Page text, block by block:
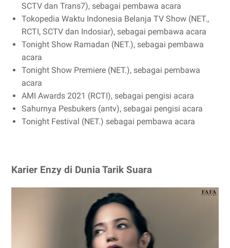
SCTV dan Trans7), sebagai pembawa acara
Tokopedia Waktu Indonesia Belanja TV Show (NET.,
RCTI, SCTV dan Indosiar), sebagai pembawa acara
Tonight Show Ramadan (NET.), sebagai pembawa
acara
Tonight Show Premiere (NET.), sebagai pembawa
acara
AMI Awards 2021 (RCTI), sebagai pengisi acara
Sahurnya Pesbukers (antv), sebagai pengisi acara
Tonight Festival (NET.) sebagai pembawa acara
Karier Enzy di Dunia Tarik Suara